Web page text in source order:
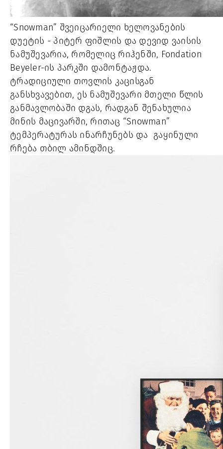
“Snowman” შვეიცარიელი ხელოვანების
დუეტის - პიტერ ფიშლის და დევიდ ვაისის
ნამუშევარია, რომელიც რიჰენში, Fondation
Beyeler-ის პარკში დამონტაჟდა.
ტრადიციული თოვლის კაცისგან
განსხვავებით, ეს ნამუშევარი მთელი წლის
განმავლობაში დგას, რადგან შენახულია
მინის მაცივარში, რითაც “Snowman”
ტემპერატურას ინარჩუნებს და გაყინული
რჩება თბილ ამინდშიც.